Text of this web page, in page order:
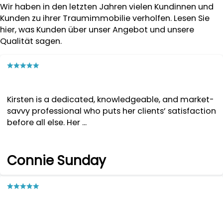
Wir haben in den letzten Jahren vielen Kundinnen und
Kunden zu ihrer Traumimmobilie verholfen. Lesen Sie
hier, was Kunden über unser Angebot und unsere
Qualität sagen.
Kirsten is a dedicated, knowledgeable, and market-
savvy professional who puts her clients’ satisfaction
before all else. Her ...
Connie Sunday